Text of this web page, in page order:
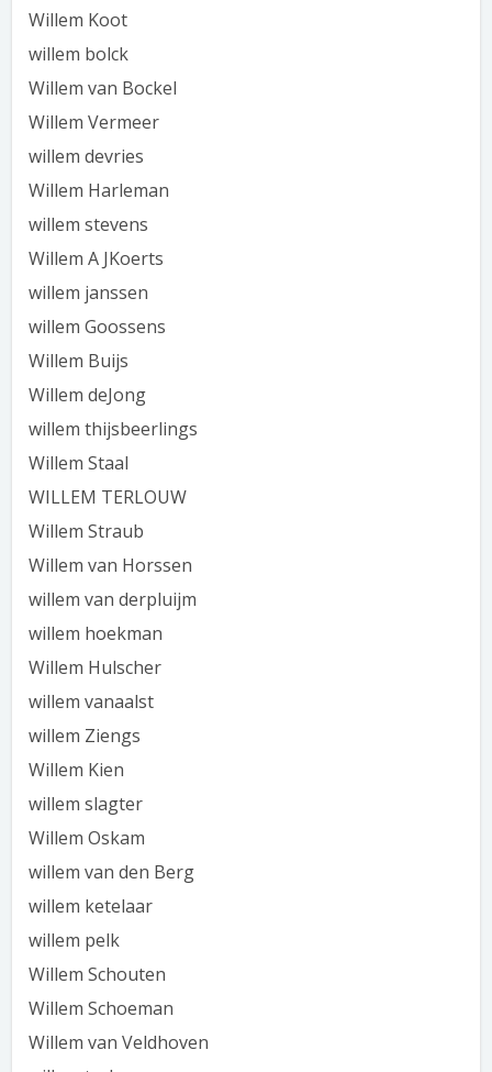
Willem Koot
willem bolck
Willem van Bockel
Willem Vermeer
willem devries
Willem Harleman
willem stevens
Willem A JKoerts
willem janssen
willem Goossens
Willem Buijs
Willem deJong
willem thijsbeerlings
Willem Staal
WILLEM TERLOUW
Willem Straub
Willem van Horssen
willem van derpluijm
willem hoekman
Willem Hulscher
willem vanaalst
willem Ziengs
Willem Kien
willem slagter
Willem Oskam
willem van den Berg
willem ketelaar
willem pelk
Willem Schouten
Willem Schoeman
Willem van Veldhoven